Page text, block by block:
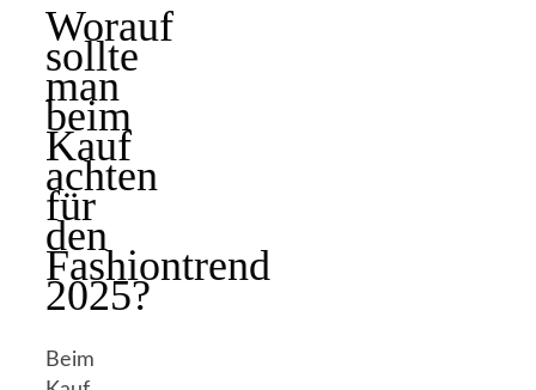
Worauf
sollte
man
beim
Kauf
achten
für
den
Fashiontrend
2025?
Beim